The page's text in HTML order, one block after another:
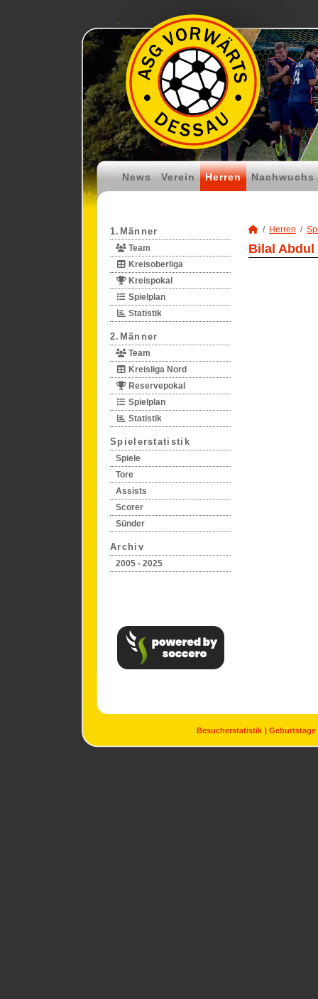
News Verein Herren Nachwuchs
1.Männer
Team
Kreisoberliga
Kreispokal
Spielplan
Statistik
2.Männer
Team
Kreisliga Nord
Reservepokal
Spielplan
Statistik
Spielerstatistik
Spiele
Tore
Assists
Scorer
Sünder
Archiv
2005 - 2025
Herren
Bilal Abdul
Besucherstatistik Geburtstage